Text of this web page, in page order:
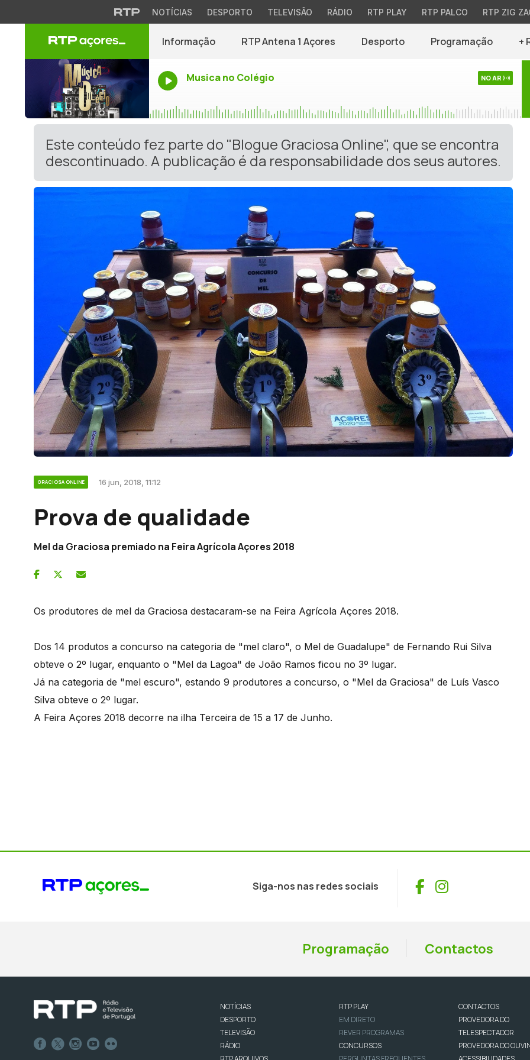
NOTÍCIAS DESPORTO TELEVISÃO RÁDIO RTP PLAY RTP PALCO RTP ZIG
Informação RTP Antena 1 Açores Desporto Programação +
Musica no Colégio NO AR
Este conteúdo fez parte do "Blogue Graciosa Online", que se encontra
descontinuado. A publicação é da responsabilidade dos seus autores.
GRACIOSA ONLINE 16 jun, 2018, 11:12
Prova de qualidade
Mel da Graciosa premiado na Feira Agrícola Açores 2018
Os produtores de mel da Graciosa destacaram-se na Feira Agrícola Açores 2018.
Dos 14 produtos a concurso na categoria de "mel claro", o Mel de Guadalupe" de Fernando Rui Silva
obteve o 2º lugar, enquanto o "Mel da Lagoa" de João Ramos ficou no 3º lugar.
Já na categoria de "mel escuro", estando 9 produtores a concurso, o "Mel da Graciosa" de Luís Vasco
Silva obteve o 2º lugar.
A Feira Açores 2018 decorre na ilha Terceira de 15 a 17 de Junho.
Siga-nos nas redes sociais Facebook
Instagram
Programação Contactos
NOTÍCIAS
DESPORTO
TELEVISÃO
RÁDIO
RTP PLAY
EM DIRETO
REVER PROGRAMAS
CONCURSOS
CONTACTOS
PROVEDORA DO
TELESPECTADOR
PROVEDORA DO